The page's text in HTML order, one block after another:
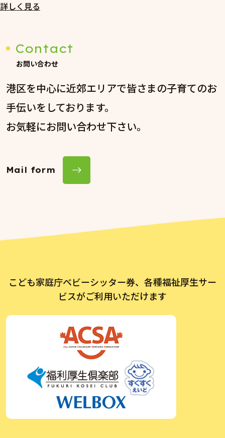
詳しく見る
Contact
お問い合わせ
港区を中心に近郊エリアで皆さまの子育てのお
手伝いをしております。
お気軽にお問い合わせ下さい。
Mail form
こども家庭庁ベビーシッター券、各種福祉厚生サー
ビスがご利用いただけます